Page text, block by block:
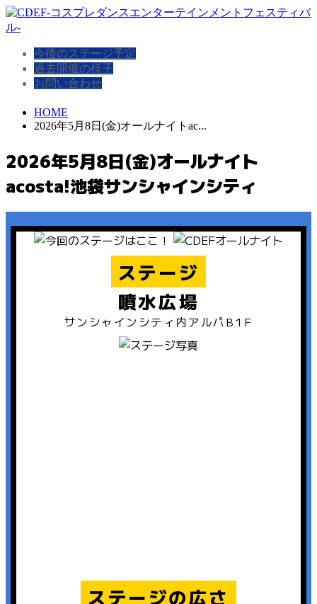
今後のステージ予定
過去開催の様子
お問い合わせ
HOME
2026年5月8日(金)オールナイトac...
2026年5月8日(金)オールナイト
acosta!池袋サンシャインシティ
ステージ
噴水広場
サンシャインシティ内アルパB1F
ステージの広さ